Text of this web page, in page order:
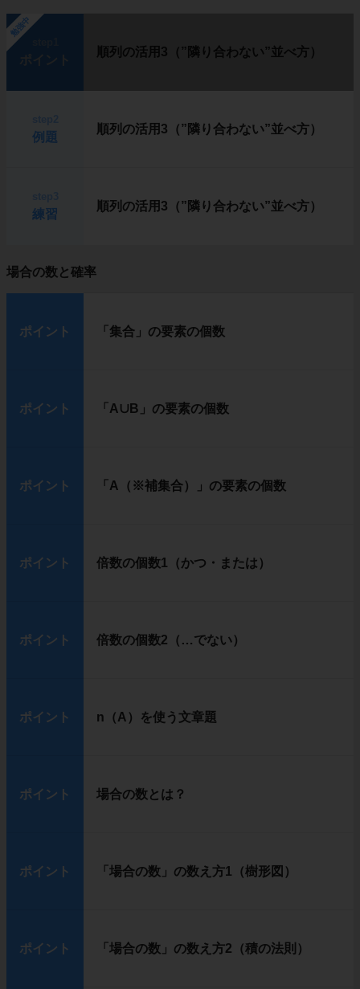
勉強中
順列の活用3（”隣り合わない”並べ方）
例題
順列の活用3（”隣り合わない”並べ方）
練習
順列の活用3（”隣り合わない”並べ方）
場合の数と確率
ポイント 「集合」の要素の個数
ポイント 「A∪B」の要素の個数
ポイント 「A（※補集合）」の要素の個数
ポイント 倍数の個数1（かつ・または）
ポイント 倍数の個数2（…でない）
ポイント n（A）を使う文章題
ポイント 場合の数とは？
ポイント 「場合の数」の数え方1（樹形図）
ポイント 「場合の数」の数え方2（積の法則）